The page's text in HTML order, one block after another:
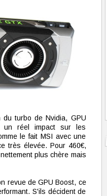
turbo de Nvidia, GPU
un réel impact sur les
le fait MSI avec une
très élevée. Pour 460€,
plus chère mais
revue de GPU Boost, ce
S'ils décident de